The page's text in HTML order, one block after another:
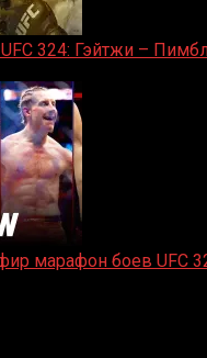
324: Гэйтжи –
марафон боев UFC